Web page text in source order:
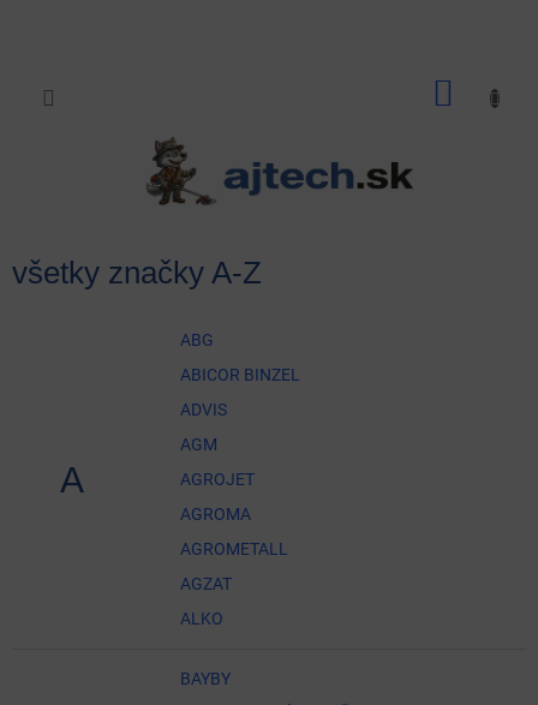
všetky značky A-Z
A
ABG
ABICOR BINZEL
ADVIS
AGM
AGROJET
AGROMA
AGROMETALL
AGZAT
ALKO
BAYBY